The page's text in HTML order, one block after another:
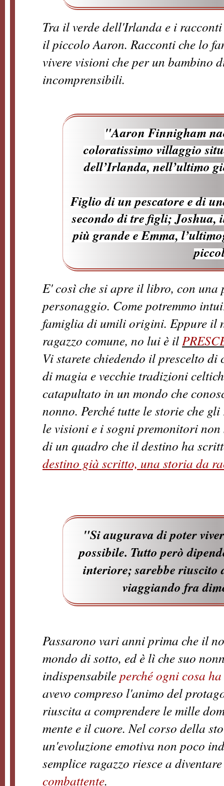
Tra il verde dell'Irlanda e i
il piccolo Aaron. Racconti che lo
vivere visioni che per un bambino
incomprensibili.
"Aaron Finnigham
coloratissimo villaggio
dell’Irlanda, nell’ultimo
Figlio di un pescatore e di
secondo di tre figli; Joshua,
più grande e Emma,
E' così che si apre il libro, con
personaggio. Come potremmo
famiglia di umili origini. Eppure il
ragazzo comune, no lui è il
Vi starete chiedendo il prescelto
di magia e vecchie tradizioni
catapultato in un mondo che
nonno. Perché tutte le storie che
le visioni e i sogni premonitori
di un quadro che il destino ha
destino già scritto, una storia da
"Si augurava di poter
possibile. Tutto però
interiore; sarebbe riuscito
viaggiando fra
Passarono vari anni prima che il
mondo di sotto, ed è lì che suo
indispensabileperché ogni cosa
avevo compreso l'animo del
riuscita a comprendere le mille
mente e il cuore. Nel corso della
un'evoluzione emotiva non poco
semplice ragazzo riesce a
combattente.